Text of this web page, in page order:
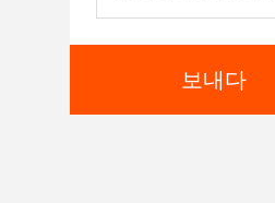
보내다